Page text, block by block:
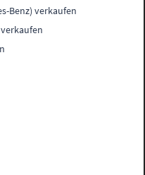
Benz) verkaufen